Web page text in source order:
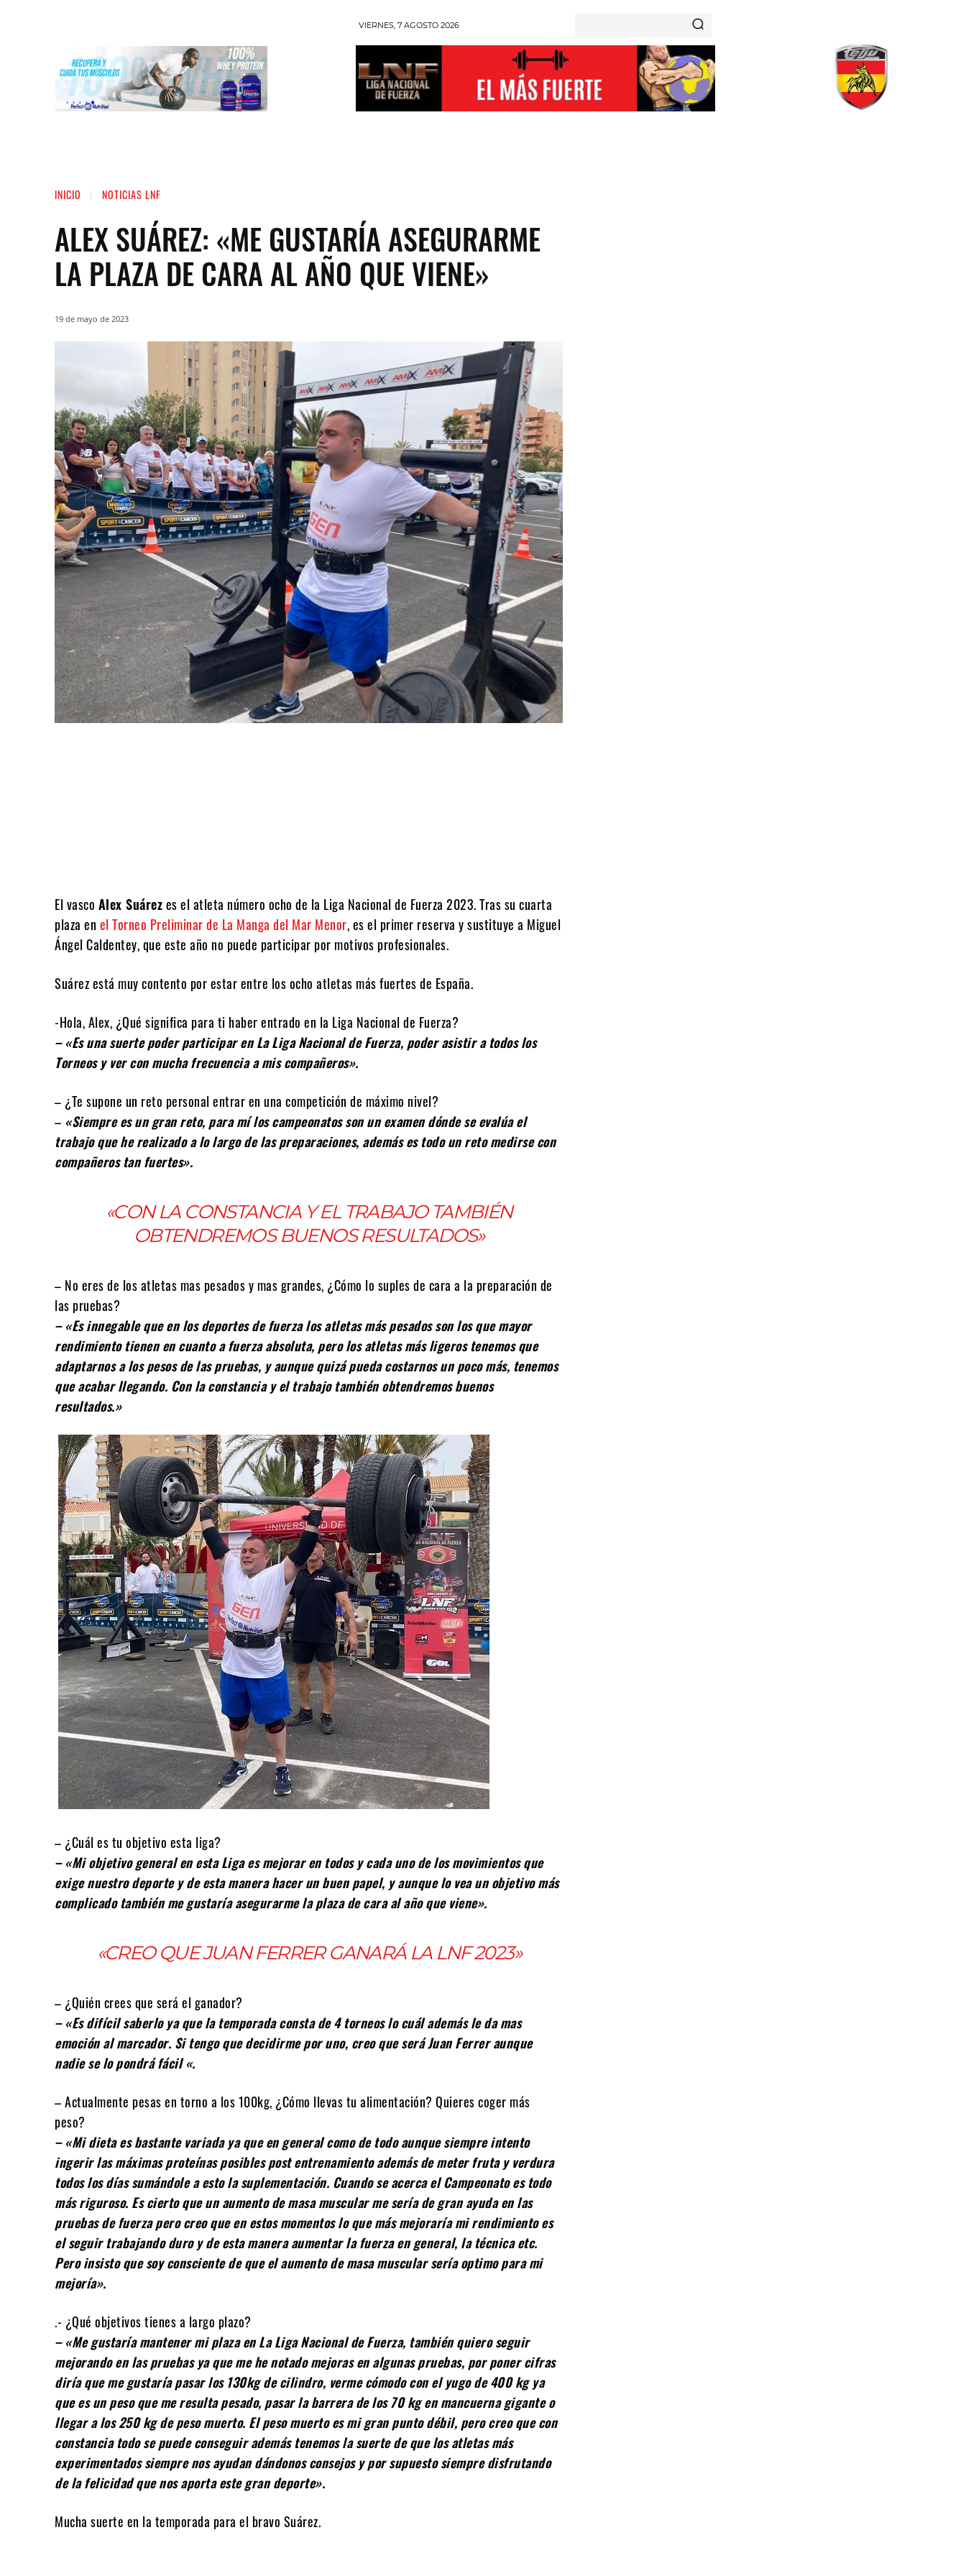
VIERNES, 7 AGOSTO 2026
INICIO NOTICIAS LNF
ALEX SUÁREZ: «ME GUSTARÍA ASEGURARME
LA PLAZA DE CARA AL AÑO QUE VIENE»
19 de mayo de 2023
El vasco Alex Suárezes el atleta número ocho de la Liga Nacional de Fuerza 2023. Tras su cuarta
plaza en el Torneo Preliminar de La Manga del Mar Menor, es el primer reserva y sustituye a Miguel
Ángel Caldentey, que este año no puede participar por motivos profesionales.
Suárez está muy contento por estar entre los ocho atletas más fuertes de España.
-Hola, Alex, ¿Qué significa para ti haber entrado en la Liga Nacional de Fuerza?
– «Es una suerte poder participar en La Liga Nacional de Fuerza, poder asistir a todos los
Torneos y ver con mucha frecuencia a mis compañeros».
– ¿Te supone un reto personal entrar en una competición de máximo nivel?
– «Siempre es un gran reto, para mí los campeonatos son un examen dónde se evalúa el
trabajo que he realizado a lo largo de las preparaciones, además es todo un reto medirse con
compañeros tan fuertes».
«CON LA CONSTANCIA Y EL TRABAJO TAMBIÉN
OBTENDREMOS BUENOS RESULTADOS»
– No eres de los atletas mas pesados y mas grandes, ¿Cómo lo suples de cara a la preparación de
las pruebas?
– «Es innegable que en los deportes de fuerza los atletas más pesados son los que mayor
rendimiento tienen en cuanto a fuerza absoluta, pero los atletas más ligeros tenemos que
adaptarnos a los pesos de las pruebas, y aunque quizá pueda costarnos un poco más, tenemos
que acabar llegando. Con la constancia y el trabajo también obtendremos buenos
resultados.»
– ¿Cuál es tu objetivo esta liga?
– «Mi objetivo general en esta Liga es mejorar en todos y cada uno de los movimientos que
exige nuestro deporte y de esta manera hacer un buen papel, y aunque lo vea un objetivo más
complicado también me gustaría asegurarme la plaza de cara al año que viene».
«CREO QUE JUAN FERRER GANARÁ LA LNF 2023»
– ¿Quién crees que será el ganador?
– «Es difícil saberlo ya que la temporada consta de 4 torneos lo cuál además le da mas
emoción al marcador. Si tengo que decidirme por uno, creo que será Juan Ferrer aunque
nadie se lo pondrá fácil «.
– Actualmente pesas en torno a los 100kg, ¿Cómo llevas tu alimentación? Quieres coger más
peso?
– «Mi dieta es bastante variada ya que en general como de todo aunque siempre intento
ingerir las máximas proteínas posibles post entrenamiento además de meter fruta y verdura
todos los días sumándole a esto la suplementación. Cuando se acerca el Campeonato es todo
más riguroso. Es cierto que un aumento de masa muscular me sería de gran ayuda en las
pruebas de fuerza pero creo que en estos momentos lo que más mejoraría mi rendimiento es
el seguir trabajando duro y de esta manera aumentar la fuerza en general, la técnica etc.
Pero insisto que soy consciente de que el aumento de masa muscular sería optimo para mi
mejoría».
.- ¿Qué objetivos tienes a largo plazo?
– «Me gustaría mantener mi plaza en La Liga Nacional de Fuerza, también quiero seguir
mejorando en las pruebas ya que me he notado mejoras en algunas pruebas, por poner cifras
diría que me gustaría pasar los 130kg de cilindro, verme cómodo con el yugo de 400 kg ya
que es un peso que me resulta pesado, pasar la barrera de los 70 kg en mancuerna gigante o
llegar a los 250 kg de peso muerto. El peso muerto es mi gran punto débil, pero creo que con
constancia todo se puede conseguir además tenemos la suerte de que los atletas más
experimentados siempre nos ayudan dándonos consejos y por supuesto siempre disfrutando
de la felicidad que nos aporta este gran deporte».
Mucha suerte en la temporada para el bravo Suárez.